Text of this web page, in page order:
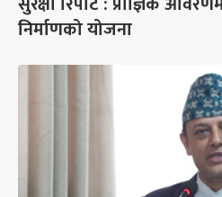
निर्माणको योजना